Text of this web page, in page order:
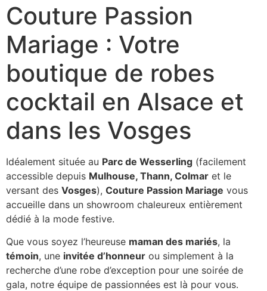
Couture Passion
Mariage : Votre
boutique de robes
cocktail en Alsace et
dans les Vosges
Idéalement située au Parc de Wesserling (facilement
accessible depuis Mulhouse, Thann, Colmar et le
versant des Vosges), Couture Passion Mariage vous
accueille dans un showroom chaleureux entièrement
dédié à la mode festive.
Que vous soyez l’heureuse maman des mariés, la
témoin, une invitée d’honneur ou simplement à la
recherche d’une robe d’exception pour une soirée de
gala, notre équipe de passionnées est là pour vous.